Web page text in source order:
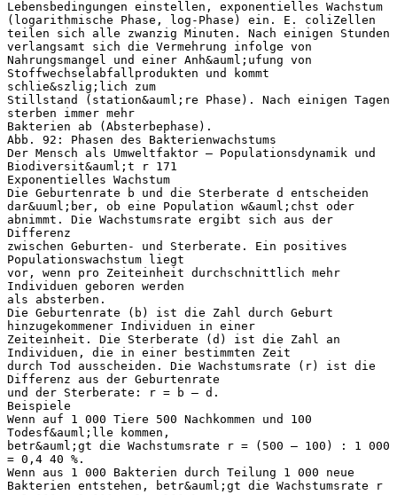
Lebensbedingungen einstellen, exponentielles Wachstum
(logarithmische Phase, log-Phase) ein. E. coliZellen
teilen sich alle zwanzig Minuten. Nach einigen Stunden
verlangsamt sich die Vermehrung infolge von
Nahrungsmangel und einer Anh&auml;ufung von
Stoffwechselabfallprodukten und kommt
schlie&szlig;lich zum
Stillstand (station&auml;re Phase). Nach einigen Tagen
sterben immer mehr
Bakterien ab (Absterbephase).
Abb. 92: Phasen des Bakterienwachstums
Der Mensch als Umweltfaktor – Populationsdynamik und
Biodiversit&auml;t r 171
Exponentielles Wachstum
Die Geburtenrate b und die Sterberate d entscheiden
dar&uuml;ber, ob eine Population w&auml;chst oder
abnimmt. Die Wachstumsrate ergibt sich aus der
Differenz
zwischen Geburten- und Sterberate. Ein positives
Populationswachstum liegt
vor, wenn pro Zeiteinheit durchschnittlich mehr
Individuen geboren werden
als absterben.
Die Geburtenrate (b) ist die Zahl durch Geburt
hinzugekommener Individuen in einer
Zeiteinheit. Die Sterberate (d) ist die Zahl an
Individuen, die in einer bestimmten Zeit
durch Tod ausscheiden. Die Wachstumsrate (r) ist die
Differenz aus der Geburtenrate
und der Sterberate: r = b – d.
Beispiele
Wenn auf 1 000 Tiere 500 Nachkommen und 100
Todesf&auml;lle kommen,
betr&auml;gt die Wachstumsrate r = (500 – 100) : 1 000
= 0,4 40 %.
Wenn aus 1 000 Bakterien durch Teilung 1 000 neue
Bakterien entstehen, betr&auml;gt die Wachstumsrate r